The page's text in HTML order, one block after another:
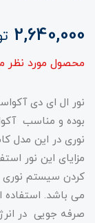
2,640,000
محصول مورد نظر
نور ال ای دی
بوده و مناسب
نوری در این مدل
مزایای این نور
کردن سیستم
می باشد.
صرفه جویی در